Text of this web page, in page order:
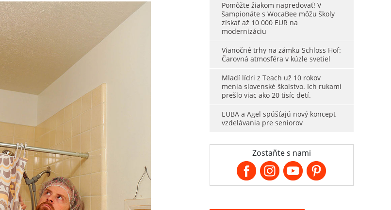
Pomôžte žiakom napredovať! V
šampionáte s WocaBee môžu školy
získať až 10 000 EUR na
modernizáciu
Vianočné trhy na zámku Schloss Hof:
Čarovná atmosféra v kúzle svetiel
Mladí lídri z Teach už 10 rokov
menia slovenské školstvo. Ich rukami
prešlo viac ako 20 tisíc detí.
EUBA a Agel spúšťajú nový koncept
vzdelávania pre seniorov
Zostaňte s nami